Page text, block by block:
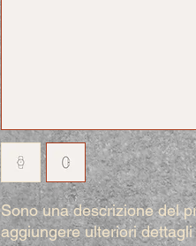
Sono una descrizione del
aggiungere ulteriori